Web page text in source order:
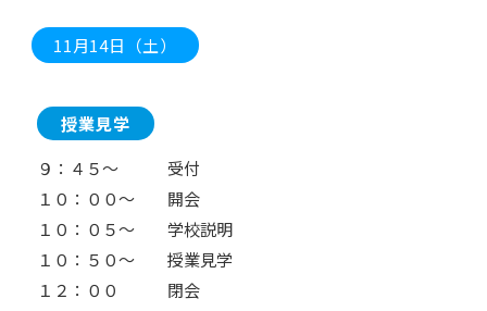
11月14日（土）
授業見学
９：４５～ 受付
１０：００～ 開会
１０：０５～ 学校説明
１０：５０～ 授業見学
１２：００ 閉会